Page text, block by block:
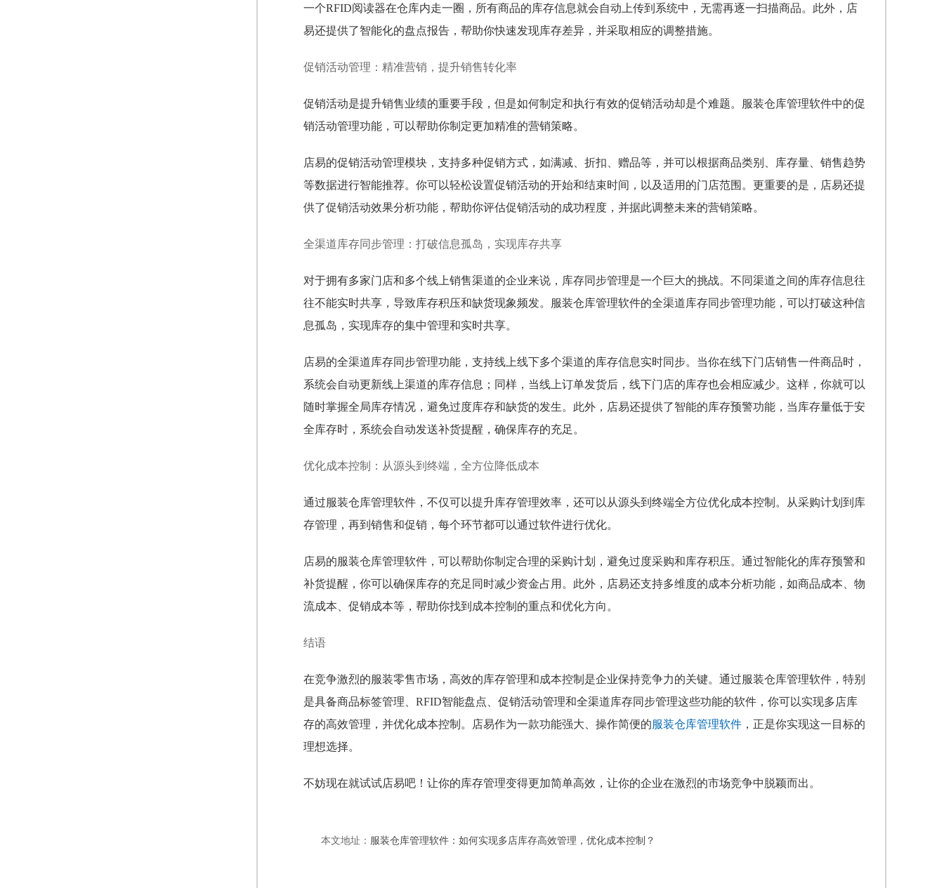
一个RFID阅读器在仓库内走一圈，所有商品的库存信息就会自动上传到系统中，无需再逐一扫描商品。此外，店
易还提供了智能化的盘点报告，帮助你快速发现库存差异，并采取相应的调整措施。
促销活动管理：精准营销，提升销售转化率
促销活动是提升销售业绩的重要手段，但是如何制定和执行有效的促销活动却是个难题。服装仓库管理软件中的促
销活动管理功能，可以帮助你制定更加精准的营销策略。
店易的促销活动管理模块，支持多种促销方式，如满减、折扣、赠品等，并可以根据商品类别、库存量、销售趋势
等数据进行智能推荐。你可以轻松设置促销活动的开始和结束时间，以及适用的门店范围。更重要的是，店易还提
供了促销活动效果分析功能，帮助你评估促销活动的成功程度，并据此调整未来的营销策略。
全渠道库存同步管理：打破信息孤岛，实现库存共享
对于拥有多家门店和多个线上销售渠道的企业来说，库存同步管理是一个巨大的挑战。不同渠道之间的库存信息往
往不能实时共享，导致库存积压和缺货现象频发。服装仓库管理软件的全渠道库存同步管理功能，可以打破这种信
息孤岛，实现库存的集中管理和实时共享。
店易的全渠道库存同步管理功能，支持线上线下多个渠道的库存信息实时同步。当你在线下门店销售一件商品时，
系统会自动更新线上渠道的库存信息；同样，当线上订单发货后，线下门店的库存也会相应减少。这样，你就可以
随时掌握全局库存情况，避免过度库存和缺货的发生。此外，店易还提供了智能的库存预警功能，当库存量低于安
全库存时，系统会自动发送补货提醒，确保库存的充足。
优化成本控制：从源头到终端，全方位降低成本
通过服装仓库管理软件，不仅可以提升库存管理效率，还可以从源头到终端全方位优化成本控制。从采购计划到库
存管理，再到销售和促销，每个环节都可以通过软件进行优化。
店易的服装仓库管理软件，可以帮助你制定合理的采购计划，避免过度采购和库存积压。通过智能化的库存预警和
补货提醒，你可以确保库存的充足同时减少资金占用。此外，店易还支持多维度的成本分析功能，如商品成本、物
流成本、促销成本等，帮助你找到成本控制的重点和优化方向。
结语
在竞争激烈的服装零售市场，高效的库存管理和成本控制是企业保持竞争力的关键。通过服装仓库管理软件，特别
是具备商品标签管理、RFID智能盘点、促销活动管理和全渠道库存同步管理这些功能的软件，你可以实现多店库
存的高效管理，并优化成本控制。店易作为一款功能强大、操作简便的服装仓库管理软件，正是你实现这一目标的
理想选择。
不妨现在就试试店易吧！让你的库存管理变得更加简单高效，让你的企业在激烈的市场竞争中脱颖而出。
本文地址： 服装仓库管理软件：如何实现多店库存高效管理，优化成本控制？